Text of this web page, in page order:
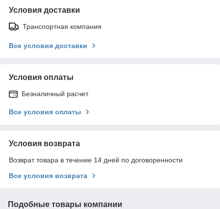
Условия доставки
Транспортная компания
Все условия доставки
Условия оплаты
Безналичный расчет
Все условия оплаты
Условия возврата
Возврат товара в течение 14 дней по договоренности
Все условия возврата
Подобные товары компании